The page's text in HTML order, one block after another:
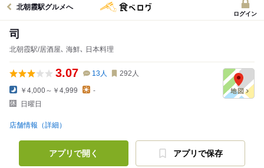
北朝霞駅グルメへ
ログイン
司
北朝霞駅/居酒屋､ 海鮮､ 日本料理
3.07 13人 292 人
￥4,000～￥4,999
-
日曜日
店舗情報（詳細）
アプリで開く アプリで保存